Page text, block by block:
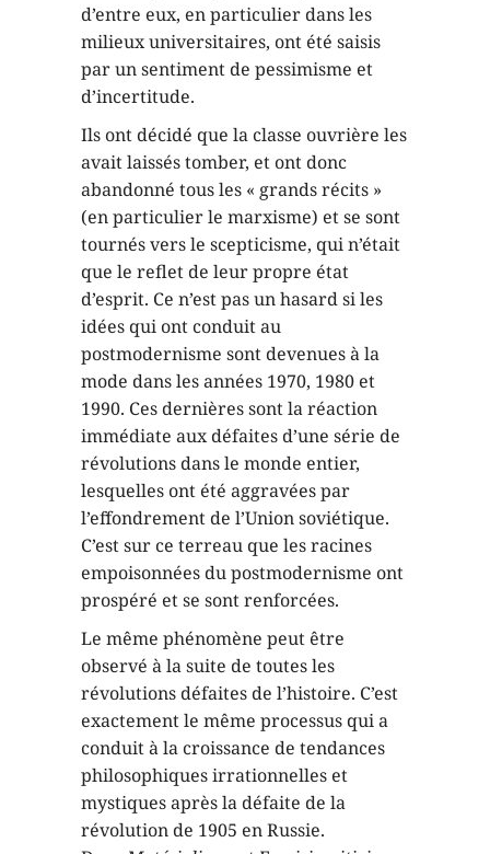
d’entre eux, en particulier dans les
milieux universitaires, ont été saisis
par un sentiment de pessimisme et
d’incertitude.
Ils ont décidé que la classe ouvrière les
avait laissés tomber, et ont donc
abandonné tous les « grands récits »
(en particulier le marxisme) et se sont
tournés vers le scepticisme, qui n’était
que le reflet de leur propre état
d’esprit. Ce n’est pas un hasard si les
idées qui ont conduit au
postmodernisme sont devenues à la
mode dans les années 1970, 1980 et
1990. Ces dernières sont la réaction
immédiate aux défaites d’une série de
révolutions dans le monde entier,
lesquelles ont été aggravées par
l’effondrement de l’Union soviétique.
C’est sur ce terreau que les racines
empoisonnées du postmodernisme ont
prospéré et se sont renforcées.
Le même phénomène peut être
observé à la suite de toutes les
révolutions défaites de l’histoire. C’est
exactement le même processus qui a
conduit à la croissance de tendances
philosophiques irrationnelles et
mystiques après la défaite de la
révolution de 1905 en Russie.